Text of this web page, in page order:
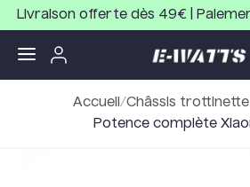
Livraison offerte dès 49€ |
Accueil /Châssis
Potence complète